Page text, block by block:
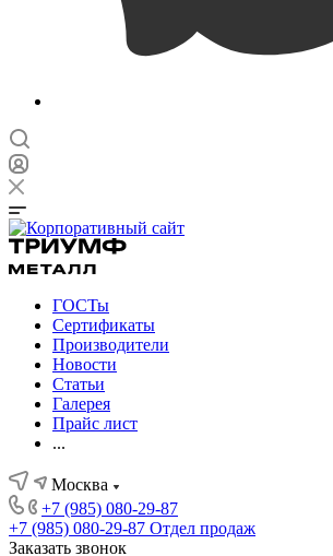
ГОСТы
Сертификаты
Производители
Новости
Статьи
Галерея
Прайс лист
...
Москва
+7 (985) 080-29-87
+7 (985) 080-29-87 Отдел продаж
Заказать звонок